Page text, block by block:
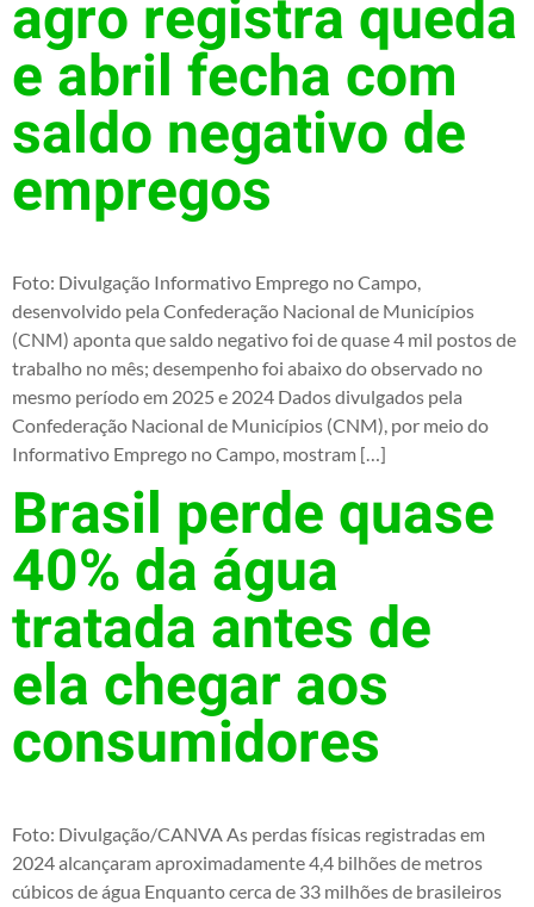
agro registra queda
e abril fecha com
saldo negativo de
empregos
Foto: Divulgação Informativo Emprego no Campo,
desenvolvido pela Confederação Nacional de Municípios
(CNM) aponta que saldo negativo foi de quase 4 mil postos de
trabalho no mês; desempenho foi abaixo do observado no
mesmo período em 2025 e 2024 Dados divulgados pela
Confederação Nacional de Municípios (CNM), por meio do
Informativo Emprego no Campo, mostram […]
Brasil perde quase
40% da água
tratada antes de
ela chegar aos
consumidores
Foto: Divulgação/CANVA As perdas físicas registradas em
2024 alcançaram aproximadamente 4,4 bilhões de metros
cúbicos de água Enquanto cerca de 33 milhões de brasileiros